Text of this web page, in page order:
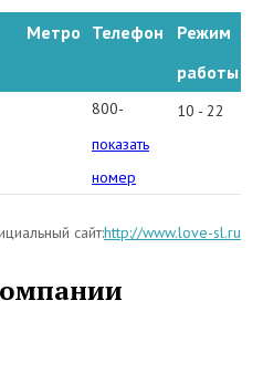
Метро Телефон
Режим
работы
800-
100-
5240
показать
номер
10 - 22
сайт:http://www.love-sl.ru